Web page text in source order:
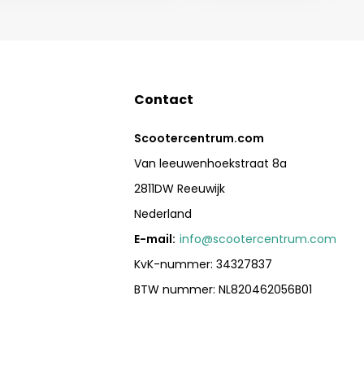
Contact
Scootercentrum.com
Van leeuwenhoekstraat 8a
2811DW Reeuwijk
Nederland
E-mail: info@scootercentrum.com
KvK-nummer: 34327837
BTW nummer: NL820462056B01